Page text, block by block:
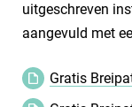
uitgeschreven
aangevuld met
Gratis